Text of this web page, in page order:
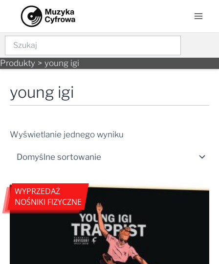
content
Szukaj
Produkty young igi
young igi
Wyświetlanie jednego wyniku
WYPRZEDAŻ
NOŚNIKI FIZYCZNE